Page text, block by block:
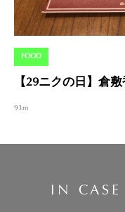
FOOD
【29ニクの日】倉
93m
IN